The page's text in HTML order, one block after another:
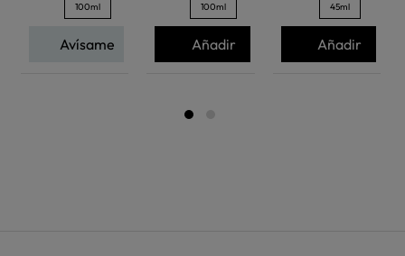
100ml
Avísame
100ml
Añadir
45ml
Añadir